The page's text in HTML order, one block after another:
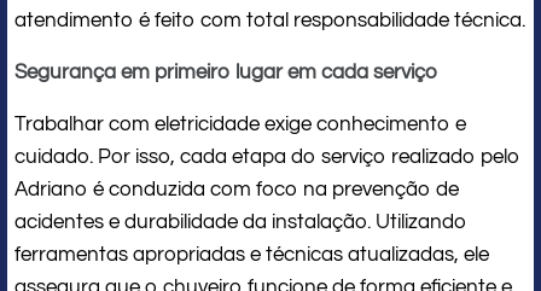
atendimento é feito com total responsabilidade técnica.
Segurança em primeiro lugar em cada serviço
Trabalhar com eletricidade exige conhecimento e
cuidado. Por isso, cada etapa do serviço realizado pelo
Adriano é conduzida com foco na prevenção de
acidentes e durabilidade da instalação. Utilizando
ferramentas apropriadas e técnicas atualizadas, ele